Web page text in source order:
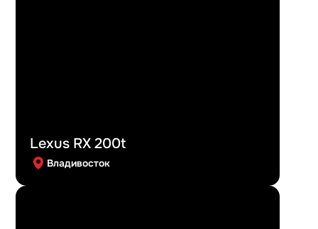
Lexus RX 200t
Владивосток